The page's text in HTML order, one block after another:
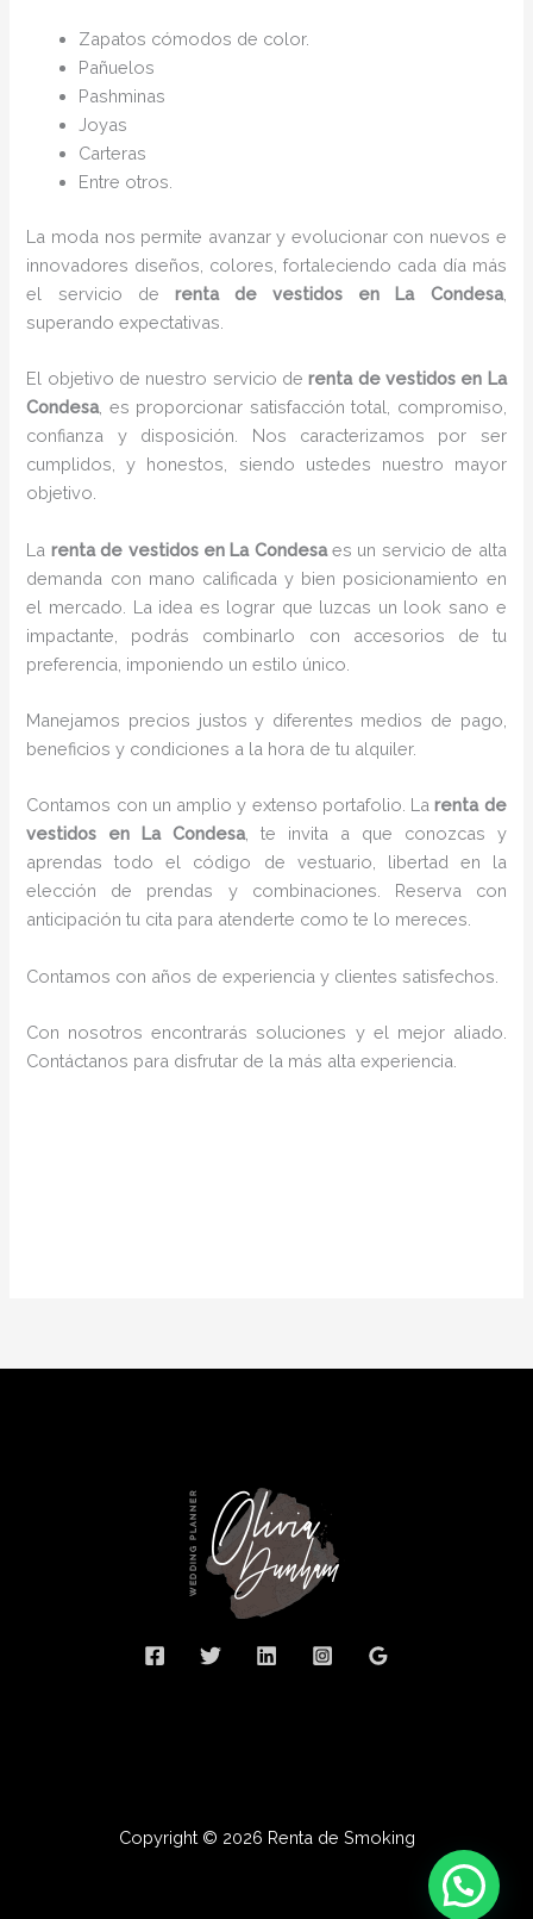
Zapatos cómodos de color.
Pañuelos
Pashminas
Joyas
Carteras
Entre otros.
La moda nos permite avanzar y evolucionar con nuevos e
innovadores diseños, colores, fortaleciendo cada día más
el servicio de renta de vestidos en La Condesa,
superando expectativas.
El objetivo de nuestro servicio derenta de vestidos en La
Condesa, es proporcionar satisfacción total, compromiso,
confianza y disposición. Nos caracterizamos por ser
cumplidos, y honestos, siendo ustedes nuestro mayor
objetivo.
La renta de vestidos en La Condesaes un servicio de alta
demanda con mano calificada y bien posicionamiento en
el mercado. La idea es lograr que luzcas un look sano e
impactante, podrás combinarlo con accesorios de tu
preferencia, imponiendo un estilo único.
Manejamos precios justos y diferentes medios de pago,
beneficios y condiciones a la hora de tu alquiler.
Contamos con un amplio y extenso portafolio. Larenta de
vestidos en La Condesa, te invita a que conozcas y
aprendas todo el código de vestuario, libertad en la
elección de prendas y combinaciones. Reserva con
anticipación tu cita para atenderte como te lo mereces.
Contamos con años de experiencia y clientes satisfechos.
Con nosotros encontrarás soluciones y el mejor aliado.
Contáctanos para disfrutar de la más alta experiencia.
Copyright © 2026 Renta de Smoking